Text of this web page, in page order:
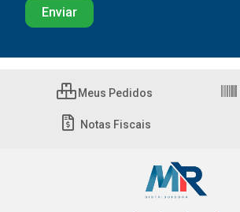
Meus Pedidos
Notas Fiscais